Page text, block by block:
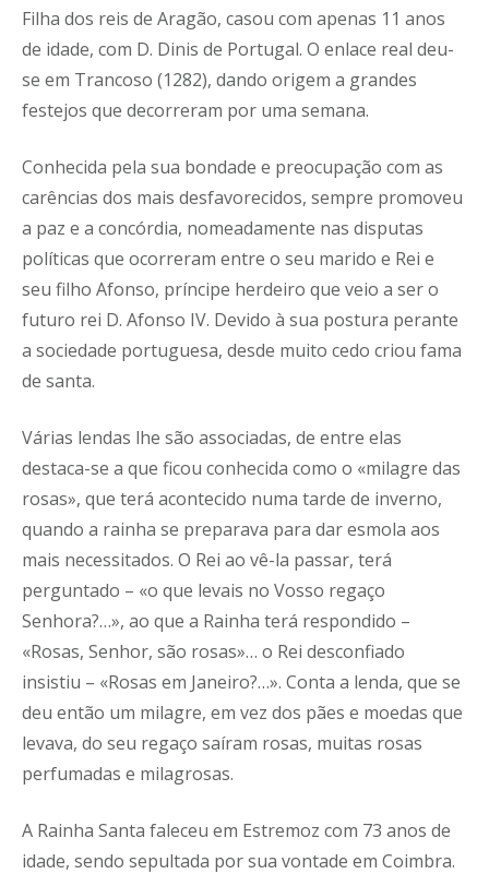
Filha dos reis de Aragão, casou com apenas 11 anos
de idade, com D. Dinis de Portugal. O enlace real deu-
se em Trancoso (1282), dando origem a grandes
festejos que decorreram por uma semana.
Conhecida pela sua bondade e preocupação com as
carências dos mais desfavorecidos, sempre promoveu
a paz e a concórdia, nomeadamente nas disputas
políticas que ocorreram entre o seu marido e Rei e
seu filho Afonso, príncipe herdeiro que veio a ser o
futuro rei D. Afonso IV. Devido à sua postura perante
a sociedade portuguesa, desde muito cedo criou fama
de santa.
Várias lendas lhe são associadas, de entre elas
destaca-se a que ficou conhecida como o «milagre das
rosas», que terá acontecido numa tarde de inverno,
quando a rainha se preparava para dar esmola aos
mais necessitados. O Rei ao vê-la passar, terá
perguntado – «o que levais no Vosso regaço
Senhora?…», ao que a Rainha terá respondido –
«Rosas, Senhor, são rosas»… o Rei desconfiado
insistiu – «Rosas em Janeiro?…». Conta a lenda, que se
deu então um milagre, em vez dos pães e moedas que
levava, do seu regaço saíram rosas, muitas rosas
perfumadas e milagrosas.
A Rainha Santa faleceu em Estremoz com 73 anos de
idade, sendo sepultada por sua vontade em Coimbra.